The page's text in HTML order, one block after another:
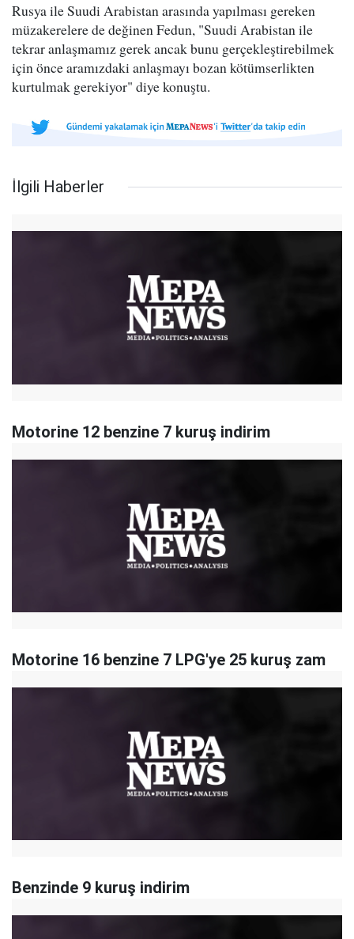
Rusya ile Suudi Arabistan arasında yapılması gereken
müzakerelere de değinen Fedun, "Suudi Arabistan ile
tekrar anlaşmamız gerek ancak bunu gerçekleştirebilmek
için önce aramızdaki anlaşmayı bozan kötümserlikten
kurtulmak gerekiyor" diye konuştu.
İlgili Haberler
Motorine 12 benzine 7 kuruş indirim
Motorine 16 benzine 7 LPG'ye 25 kuruş zam
Benzinde 9 kuruş indirim